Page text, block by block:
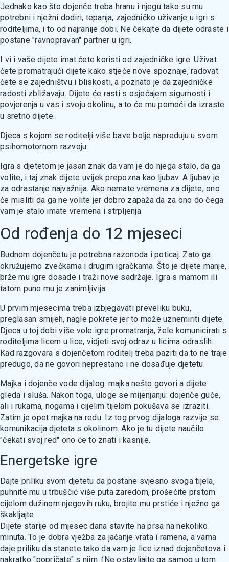
Jednako kao što dojenče treba hranu i njegu tako su mu
potrebni i nježni dodiri, tepanja, zajedničko uživanje u igri s
roditeljima, i to od najranije dobi. Ne čekajte da dijete odraste i
postane "ravnopravan" partner u igri.
I vi i vaše dijete imat ćete koristi od zajedničke igre. Uživat
ćete promatrajući dijete kako stječe nove spoznaje, radovat
ćete se zajedništvu i bliskosti, a poznato je da zajedničke
radosti zbližavaju. Dijete će rasti s osjećajem sigurnosti i
povjerenja u vas i svoju okolinu, a to će mu pomoći da izraste
u sretno dijete.
Djeca s kojom se roditelji više bave bolje napreduju u svom
psihomotornom razvoju.
Igra s djetetom je jasan znak da vam je do njega stalo, da ga
volite, i taj znak dijete uvijek prepozna kao ljubav. A ljubav je
za odrastanje najvažnija. Ako nemate vremena za dijete, ono
će misliti da ga ne volite jer dobro zapaža da za ono do čega
vam je stalo imate vremena i strpljenja.
Od rođenja do 12 mjeseci
Budnom dojenčetu je potrebna razonoda i poticaj. Zato ga
okružujemo zvečkama i drugim igračkama. Što je dijete manje,
brže mu igre dosade i traži nove sadržaje. Igra s mamom ili
tatom puno mu je zanimljivija.
U prvim mjesecima treba izbjegavati preveliku buku,
preglasan smijeh, nagle pokrete jer to može uznemiriti dijete.
Djeca u toj dobi više vole igre promatranja, žele komunicirati s
roditeljima licem u lice, vidjeti svoj odraz u licima odraslih.
Kad razgovara s dojenčetom roditelj treba paziti da to ne traje
predugo, da ne govori neprestano i ne dosađuje djetetu.
Majka i dojenče vode dijalog: majka nešto govori a dijete
gleda i sluša. Nakon toga, uloge se mijenjanju: dojenče guče,
ali i rukama, nogama i cijelim tijelom pokušava se izraziti.
Zatim je opet majka na redu. Iz tog prvog dijaloga razvije se
komunikacija djeteta s okolinom. Ako je tu dijete naučilo
"čekati svoj red" ono će to znati i kasnije.
Energetske igre
Dajte priliku svom djetetu da postane svjesno svoga tijela,
puhnite mu u trbuščić više puta zaredom, prošećite prstom
cijelom dužinom njegovih ruku, brojite mu prstiće i nježno ga
škakljajte.
Dijete starije od mjesec dana stavite na prsa na nekoliko
minuta. To je dobra vježba za jačanje vrata i ramena, a vama
daje priliku da stanete tako da vam je lice iznad dojenčetova i
nakratko "popričate" s njim. (Ne ostavljajte ga samog u tom